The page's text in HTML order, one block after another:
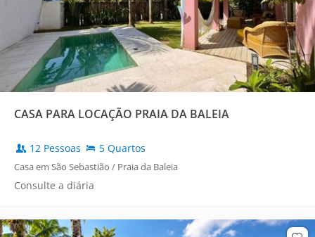
CASA PARA LOCAÇÃO PRAIA DA BALEIA
12 Pessoas 5 Quartos
Casa em São Sebastião / Praia da Baleia
Consulte a diária